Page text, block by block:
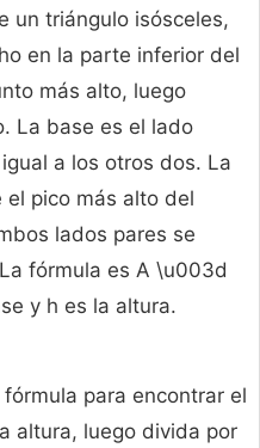
un triángulo isósceles,
en la parte inferior del
más alto, luego
La base es el lado
a los otros dos. La
pico más alto del
lados pares se
fórmula es A \u003d
y h es la altura.
para encontrar el
altura, luego divida por